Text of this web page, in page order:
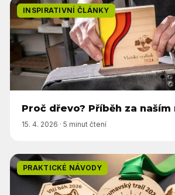
INSPIRATIVNÍ ČLÁNKY
Proč dřevo? Příběh za
15. 4. 2026 · 5 minut čtení
PRAKTICKÉ NÁVODY